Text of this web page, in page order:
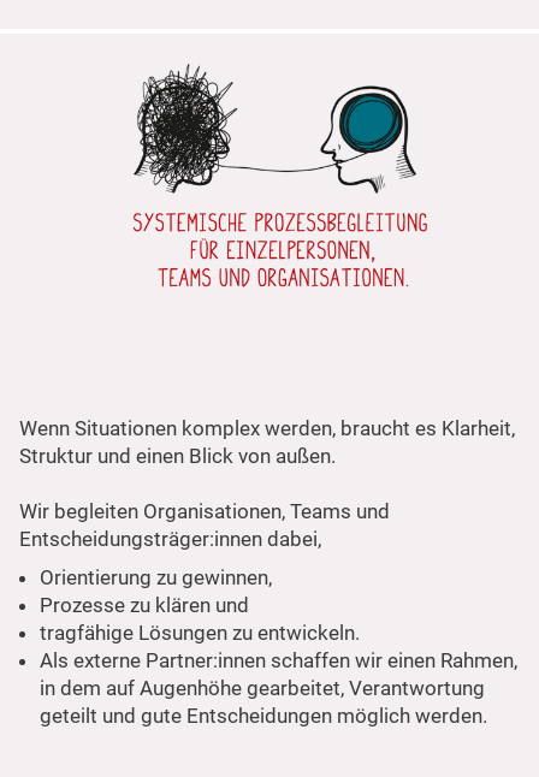
Wenn Situationen komplex werden, braucht es Klarheit,
Struktur und einen Blick von außen.
Wir begleiten Organisationen, Teams und
Entscheidungsträger:innen dabei,
Orientierung zu gewinnen,
Prozesse zu klären und
tragfähige Lösungen zu entwickeln.
Als externe Partner:innen schaffen wir einen Rahmen,
in dem auf Augenhöhe gearbeitet, Verantwortung
geteilt und gute Entscheidungen möglich werden.